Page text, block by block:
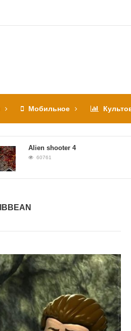
Мобильное
Alien shooter 4
60761